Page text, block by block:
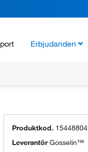
Erbjudanden
Produktkod. 15448804
LeverantörGosselin™